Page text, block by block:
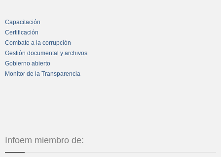
Capacitación
Certificación
Combate a la corrupción
Gestión documental y archivos
Gobierno abierto
Monitor de la Transparencia
Infoem miembro de: